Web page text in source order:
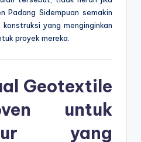
Padang Sidempuan semakin
yang menginginkan
proyek mereka.
Geotextile
untuk
yang